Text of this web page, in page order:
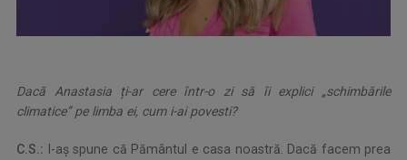
Dacă Anastasia ți-ar cere într-o zi să îi explici „schimbările
climatice” pe limba ei, cum i-ai povesti?
C.S.: I-aș spune că Pământul e casa noastră. Dacă facem prea